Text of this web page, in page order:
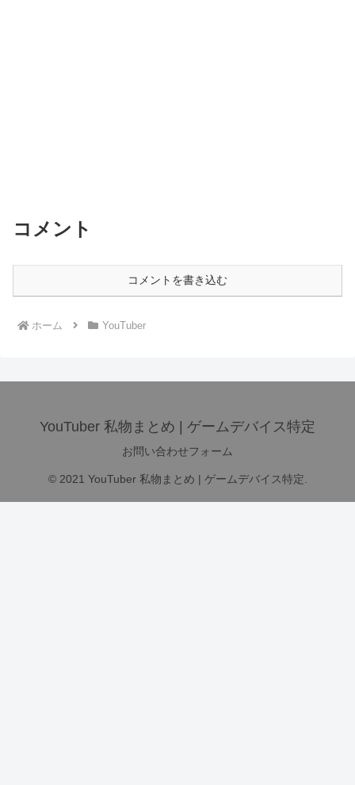
コメント
コメントを書き込む
ホーム YouTuber
YouTuber 私物まとめ | ゲームデバイス特定
お問い合わせフォーム
© 2021 YouTuber 私物まとめ | ゲームデバイス特定.